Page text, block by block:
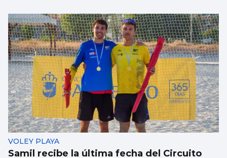
VOLEY PLAYA
Samil recibe la última fecha del Circuito